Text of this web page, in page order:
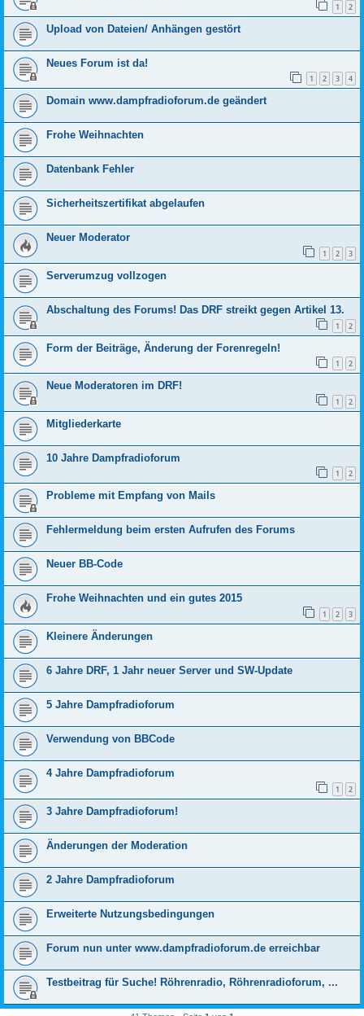
1 2
Upload von Dateien/ Anhängen gestört
Neues Forum ist da!
1 2 3 4
Domain www.dampfradioforum.de geändert
Frohe Weihnachten
Datenbank Fehler
Sicherheitszertifikat abgelaufen
Neuer Moderator
1 2 3
Serverumzug vollzogen
Abschaltung des Forums! Das DRF streikt gegen Artikel 13.
1 2
Form der Beiträge, Änderung der Forenregeln!
1 2
Neue Moderatoren im DRF!
1 2
Mitgliederkarte
10 Jahre Dampfradioforum
1 2
Probleme mit Empfang von Mails
Fehlermeldung beim ersten Aufrufen des Forums
Neuer BB-Code
Frohe Weihnachten und ein gutes 2015
1 2 3
Kleinere Änderungen
6 Jahre DRF, 1 Jahr neuer Server und SW-Update
5 Jahre Dampfradioforum
Verwendung von BBCode
4 Jahre Dampfradioforum
1 2
3 Jahre Dampfradioforum!
Änderungen der Moderation
2 Jahre Dampfradioforum
Erweiterte Nutzungsbedingungen
Forum nun unter www.dampfradioforum.de erreichbar
Testbeitrag für Suche! Röhrenradio, Röhrenradioforum, ...